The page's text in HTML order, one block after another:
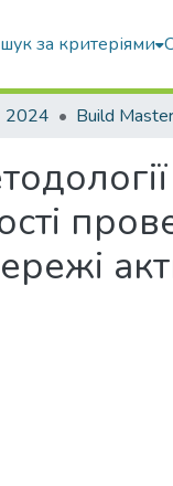
за критеріями
2024 Build